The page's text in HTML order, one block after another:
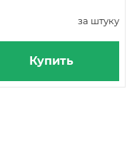
за штуку
Купить